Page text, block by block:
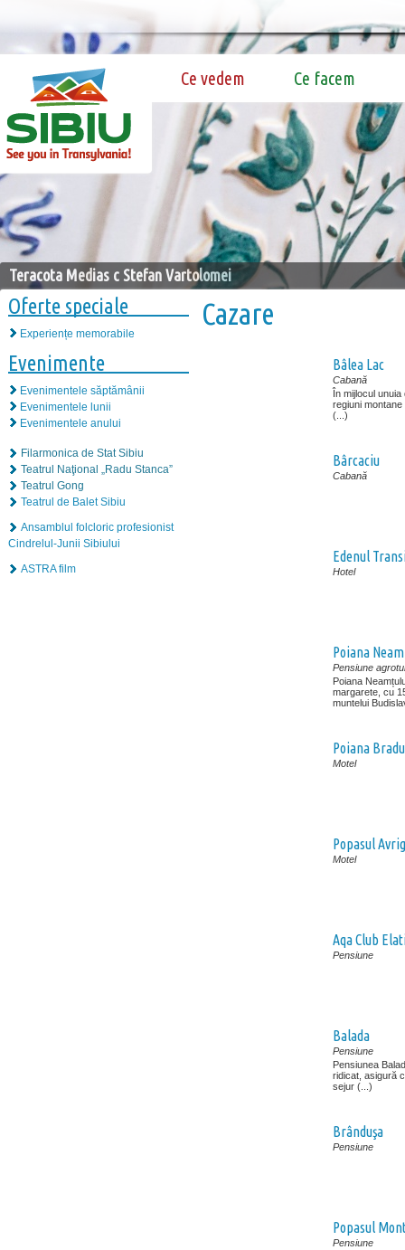
Ce vedem Ce facem
Teracota Medias c Stefan Vartolomei
Oferte speciale
Experiențe memorabile
Evenimente
Evenimentele săptămânii
Evenimentele lunii
Evenimentele anului
Filarmonica de Stat Sibiu
Teatrul Naţional „Radu Stanca”
Teatrul Gong
Teatrul de Balet Sibiu
Ansamblul folcloric profesionist
Cindrelul-Junii Sibiului
ASTRA film
Cazare
Bâlea Lac
Cabană
În mijlocul
regiuni
(...)
Bârcaciu
Cabană
Edenul
Hotel
Poiana
Pensiune
Poiana
margarete, cu
muntelui
Poiana
Motel
Popasul Avrig
Motel
Aqa Club
Pensiune
Balada
Pensiune
Pensiunea
ridicat, asigură
sejur (...)
Brânduşa
Pensiune
Popasul
Pensiune